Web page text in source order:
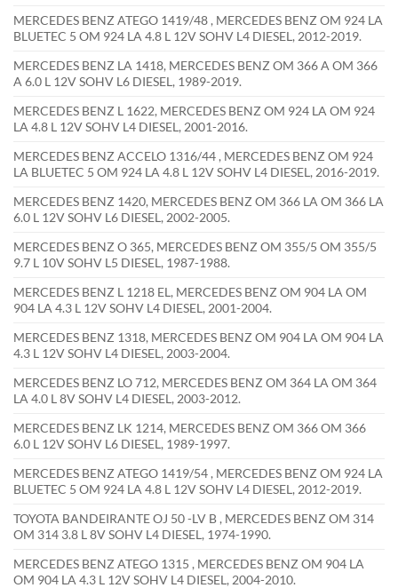
MERCEDES BENZ ATEGO 1419/48 , MERCEDES BENZ OM 924 LA
BLUETEC 5 OM 924 LA 4.8 L 12V SOHV L4 DIESEL, 2012-2019.
MERCEDES BENZ LA 1418, MERCEDES BENZ OM 366 A OM 366
A 6.0 L 12V SOHV L6 DIESEL, 1989-2019.
MERCEDES BENZ L 1622, MERCEDES BENZ OM 924 LA OM 924
LA 4.8 L 12V SOHV L4 DIESEL, 2001-2016.
MERCEDES BENZ ACCELO 1316/44 , MERCEDES BENZ OM 924
LA BLUETEC 5 OM 924 LA 4.8 L 12V SOHV L4 DIESEL, 2016-2019.
MERCEDES BENZ 1420, MERCEDES BENZ OM 366 LA OM 366 LA
6.0 L 12V SOHV L6 DIESEL, 2002-2005.
MERCEDES BENZ O 365, MERCEDES BENZ OM 355/5 OM 355/5
9.7 L 10V SOHV L5 DIESEL, 1987-1988.
MERCEDES BENZ L 1218 EL, MERCEDES BENZ OM 904 LA OM
904 LA 4.3 L 12V SOHV L4 DIESEL, 2001-2004.
MERCEDES BENZ 1318, MERCEDES BENZ OM 904 LA OM 904 LA
4.3 L 12V SOHV L4 DIESEL, 2003-2004.
MERCEDES BENZ LO 712, MERCEDES BENZ OM 364 LA OM 364
LA 4.0 L 8V SOHV L4 DIESEL, 2003-2012.
MERCEDES BENZ LK 1214, MERCEDES BENZ OM 366 OM 366
6.0 L 12V SOHV L6 DIESEL, 1989-1997.
MERCEDES BENZ ATEGO 1419/54 , MERCEDES BENZ OM 924 LA
BLUETEC 5 OM 924 LA 4.8 L 12V SOHV L4 DIESEL, 2012-2019.
TOYOTA BANDEIRANTE OJ 50 -LV B , MERCEDES BENZ OM 314
OM 314 3.8 L 8V SOHV L4 DIESEL, 1974-1990.
MERCEDES BENZ ATEGO 1315 , MERCEDES BENZ OM 904 LA
OM 904 LA 4.3 L 12V SOHV L4 DIESEL, 2004-2010.